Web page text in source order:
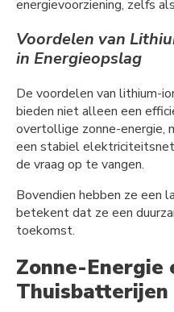
energievoorziening, zelfs
Voordelen van
in Energieopslag
De voordelen van lithium-
bieden niet alleen een
overtollige zonne-energie,
een stabiel
de vraag op te vangen.
Bovendien hebben ze een
betekent dat ze een
toekomst.
Zonne-Energie
Thuisbatterijen